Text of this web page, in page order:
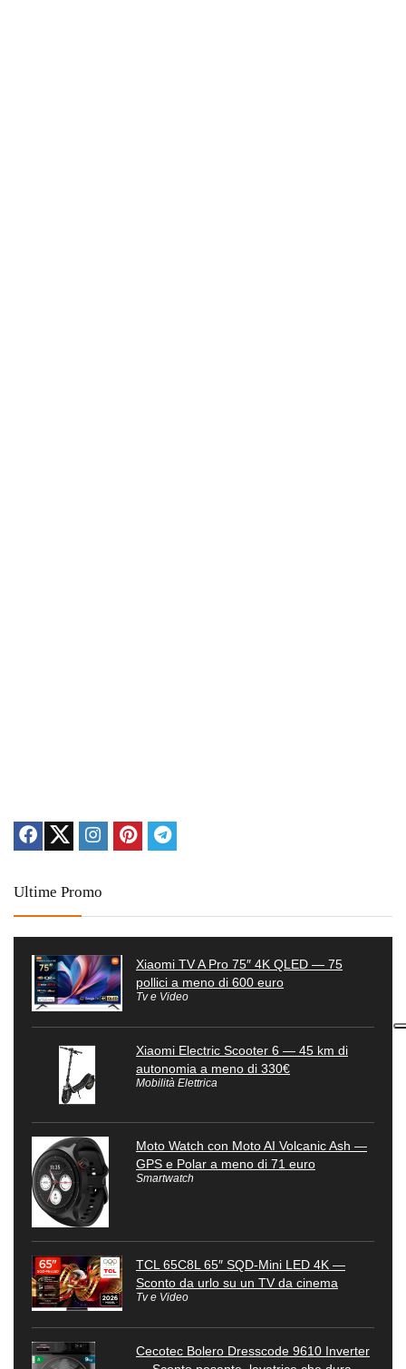
Ultime Promo
Xiaomi TV A Pro 75″ 4K QLED — 75
pollici a meno di 600 euro
Tv e Video
Xiaomi Electric Scooter 6 — 45 km di
autonomia a meno di 330€
Mobilità Elettrica
Moto Watch con Moto AI Volcanic Ash —
GPS e Polar a meno di 71 euro
Smartwatch
TCL 65C8L 65″ SQD-Mini LED 4K —
Sconto da urlo su un TV da cinema
Tv e Video
Cecotec Bolero Dresscode 9610 Inverter